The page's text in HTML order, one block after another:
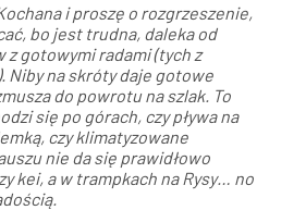
i proszę o rozgrzeszenie,
bo jest trudna, daleka od
z gotowymi radami (tych z
Niby na skróty daje gotowe
do powrotu na szlak. To
się po górach, czy pływa na
czy klimatyzowane
nie da się prawidłowo
kei, a w trampkach na Rysy… no